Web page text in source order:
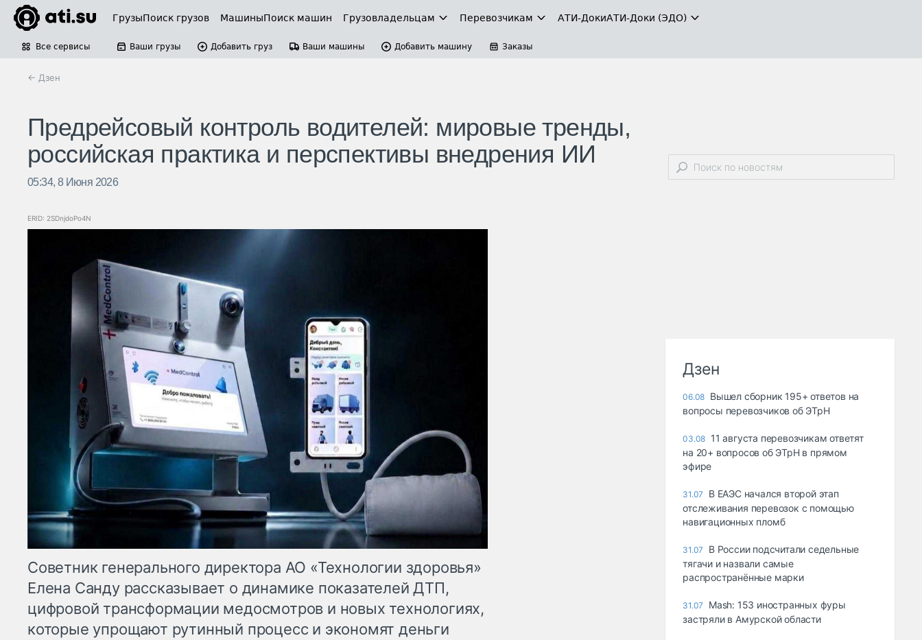
ГрузыПоиск грузов МашиныПоиск машин Грузовладельцам Перевозчикам АТИ-ДокиАТИ-Доки (ЭДО)
Все сервисы Ваши грузы Добавить груз Ваши машины Добавить машину Заказы
← Дзен
Предрейсовый контроль водителей: мировые тренды,
российская практика и перспективы внедрения ИИ
05:34, 8 Июня 2026
ERID: 2SDnjdoPo4N
Советник генерального директора АО «Технологии здоровья»
Елена Санду рассказывает о динамике показателей ДТП,
цифровой трансформации медосмотров и новых технологиях,
которые упрощают рутинный процесс и экономят деньги
Дзен
06.08 Вышел сборник 195+ ответов на
вопросы перевозчиков об ЭТрН
03.08 11 августа перевозчикам ответят
на 20+ вопросов об ЭТрН в прямом
эфире
31.07
В ЕАЭС начался второй этап
отслеживания перевозок с помощью
навигационных пломб
31.07
В России подсчитали седельные
тягачи и назвали самые
распространённые марки
31.07
Mash: 153 иностранных фуры
застряли в Амурской области